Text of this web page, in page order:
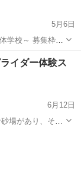
5月6日
募集枠
ある方を募集し
イダー体験ス
6月12日